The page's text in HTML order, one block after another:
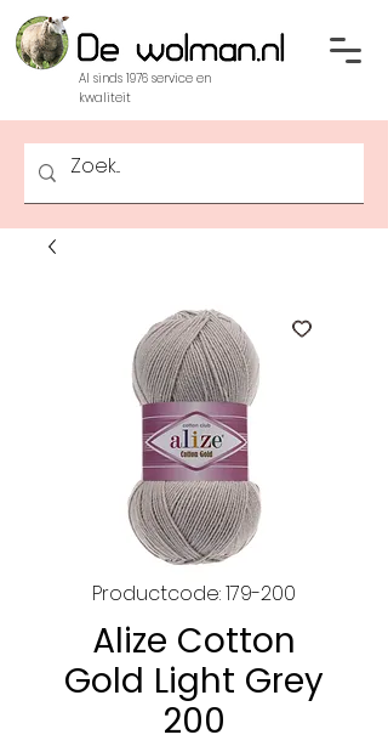
Al sinds 1976 service en
kwaliteit
Productcode: 179-200
Alize Cotton
Gold Light Grey
200